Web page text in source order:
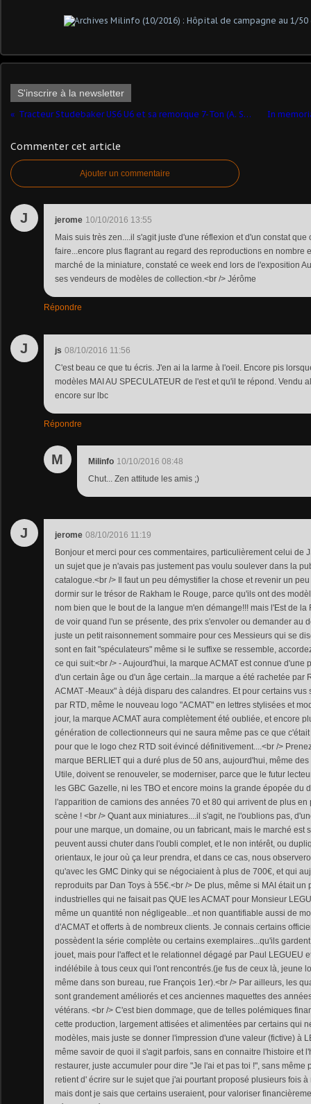
S'inscrire à la newsletter
Tracteur Studebaker US6 U6 et sa remorque 7-Ton (A. Smith pour Angego - 1/48 - par Marc H) ​
Commenter cet article
Ajouter un commentaire
J jerome 10/10/2016 13:55
Mais suis très zen....il s'agit juste d'une réflexion et d'un constat
faire...encore plus flagrant au regard des reproductions en nombre
marché de la miniature, constaté ce week end lors de l'exposition
ses vendeurs de modèles de collection.<br /> Jérôme
Répondre
J js 08/10/2016 11:56
C'est beau ce que tu écris. J'en ai la larme à l'oeil. Encore pis
modèles MAI AU SPECULATEUR de l'est et qu'il te répond. Vendu
encore sur lbc
Répondre
M Milinfo 10/10/2016 08:48
Chut... Zen attitude les amis ;)
J jerome 08/10/2016 11:19
Bonjour et merci pour ces commentaires, particulièrement celui de
un sujet que je n'avais pas justement pas voulu soulever dans la
catalogue.<br /> Il faut un peu démystifier la chose et revenir un
dormir sur le trésor de Rakham le Rouge, parce qu'ils ont des
nom bien que le bout de la langue m'en démange!!! mais l'Est de la
de voir quand l'un se présente, des prix s'envoler ou demander au
juste un petit raisonnement sommaire pour ces Messieurs qui se
sont en fait "spéculateurs" même si le suffixe se ressemble,
ce qui suit:<br /> - Aujourd'hui, la marque ACMAT est connue d'une
d'un certain âge ou d'un âge certain...la marque a été rachetée par
ACMAT -Meaux" à déjà disparu des calandres. Et pour certains vus
par RTD, même le nouveau logo "ACMAT" en lettres stylisées et
jour, la marque ACMAT aura complètement été oubliée, et encore
génération de collectionneurs qui ne saura même pas ce que
pour que le logo chez RTD soit évincé définitivement....<br />
marque BERLIET qui a duré plus de 50 ans, aujourd'hui, même
Utile, doivent se renouveler, se moderniser, parce que le futur
les GBC Gazelle, ni les TBO et encore moins la grande épopée du
l'apparition de camions des années 70 et 80 qui arrivent de plus
scène ! <br /> Quant aux miniatures....il s'agit, ne l'oublions pas,
pour une marque, un domaine, ou un fabricant, mais le marché est
peuvent aussi chuter dans l'oubli complet, et le non intérêt, ou
orientaux, le jour où ça leur prendra, et dans ce cas, nous
qu'avec les GMC Dinky qui se négociaient à plus de 700€, et qui
reproduits par Dan Toys à 55€.<br /> De plus, même si MAI était un
industrielles qui ne faisait pas QUE les ACMAT pour Monsieur
même un quantité non négligeable...et non quantifiable aussi de
d'ACMAT et offerts à de nombreux clients. Je connais certains
possèdent la série complète ou certains exemplaires...qu'ils
jouet, mais pour l'affect et le relationnel dégagé par Paul LEGUEU
indélébile à tous ceux qui l'ont rencontrés.(je fus de ceux là, jeune
même dans son bureau, rue François 1er).<br /> Par ailleurs, les
sont grandement améliorés et ces anciennes maquettes des
vétérans. <br /> C'est bien dommage, que de telles polémiques
cette production, largement attisées et alimentées par certains qui
modèles, mais juste se donner l'impression d'une valeur (fictive) à
même savoir de quoi il s'agit parfois, sans en connaitre l'histoire et
restaurer, juste accumuler pour dire "Je l'ai et pas toi !", sans même
retient d' écrire sur le sujet que j'ai pourtant proposé plusieurs fois
mais dont je sais que certains useraient, pour valoriser